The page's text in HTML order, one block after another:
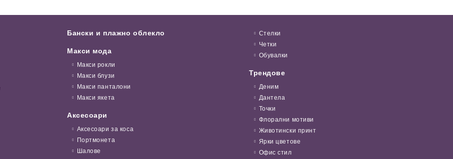
Бански и плажно облекло
Макси мода
Макси рокли
Макси блузи
Макси панталони
Макси якета
Аксесоари
Аксесоари за коса
Портмонета
Шалове
Стелки
Четки
Обувалки
Трендове
Деним
Дантела
Точки
Флорални мотиви
Животински принт
Ярки цветове
Офис стил